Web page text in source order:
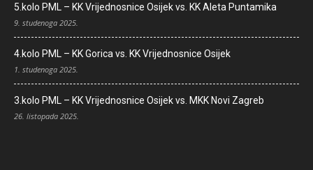
5.kolo PML – KK Vrijednosnice Osijek vs. KK Aleta Puntamika
9. studenoga 2025.
4.kolo PML – KK Gorica vs. KK Vrijednosnice Osijek
1. studenoga 2025.
3.kolo PML – KK Vrijednosnice Osijek vs. MKK Novi Zagreb
26. listopada 2025.